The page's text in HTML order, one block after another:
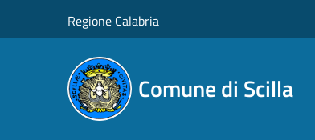
Regione Calabria
Comune di Scilla